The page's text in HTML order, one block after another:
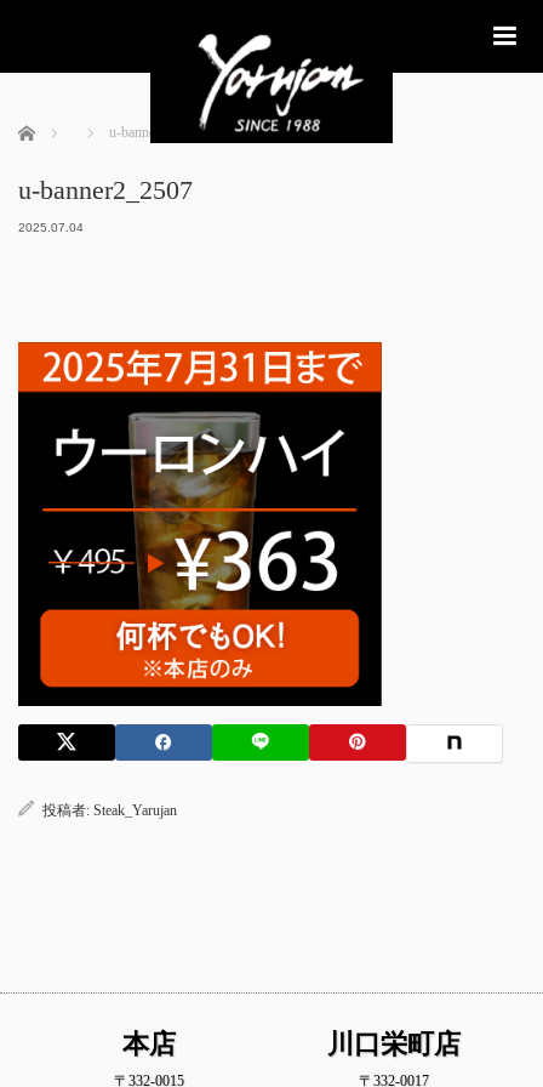
ホーム u-banner2_2507
u-banner2_2507
2025.07.04
投稿者: Steak_Yarujan
本店
〒332-0015
川口栄町店
〒332-0017